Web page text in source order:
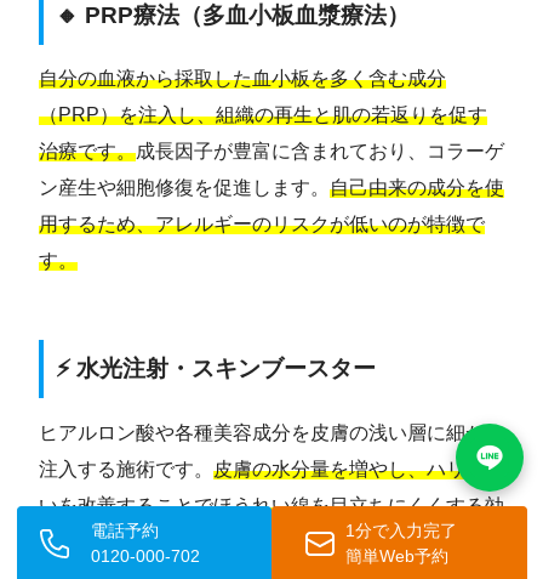
🔸 PRP療法（多血小板血漿療法）
自分の血液から採取した血小板を多く含む成分
（PRP）を注入し、組織の再生と肌の若返りを促す
治療です。成長因子が豊富に含まれており、コラーゲ
ン産生や細胞修復を促進します。 自己由来の成分を使
用するため、アレルギーのリスクが低いのが特徴で
す。
⚡ 水光注射・スキンブースター
ヒアルロン酸や各種美容成分を皮膚の浅い層に細かく
注入する施術です。 皮膚の水分量を増やし、ハリや潤
いを改善することでほうれい線を目立ちにくくする効
果が期待されます。
施術後は注射部位に点状の赤みが
電話予約
0120-000-702
1分で入力完了
簡単Web予約